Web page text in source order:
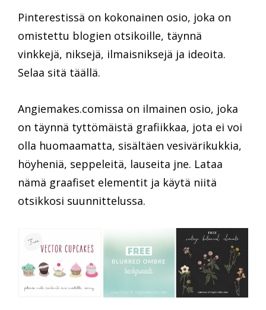
Pinterestissä on kokonainen osio, joka on
omistettu blogien otsikoille, täynnä
vinkkejä, niksejä, ilmaisniksejä ja ideoita.
Selaa sitä täällä.
Angiemakes.comissa on ilmainen osio, joka
on täynnä tyttömäistä grafiikkaa, jota ei voi
olla huomaamatta, sisältäen vesivärikukkia,
höyheniä, seppeleitä, lauseita jne. Lataa
nämä graafiset elementit ja käytä niitä
otsikkosi suunnittelussa.